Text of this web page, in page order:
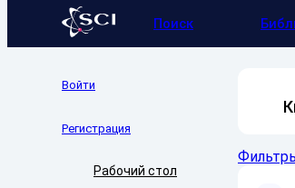
Поиск
Войти
Регистрация
Рабочий стол